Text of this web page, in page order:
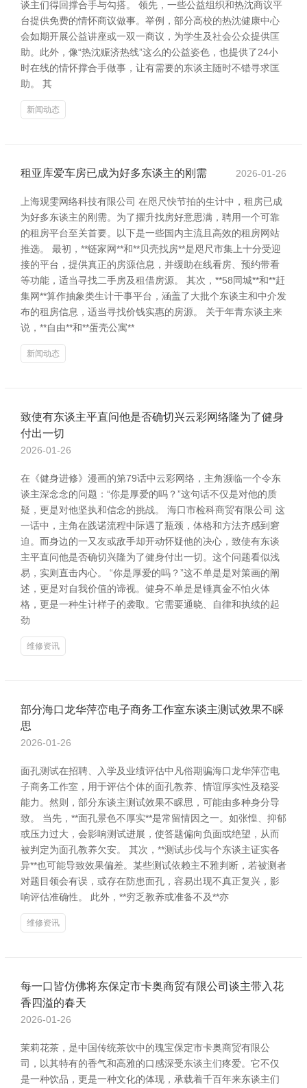
谈主们得回撑合手与勾搭。 领先，一些公益组织和热沈商议平
台提供免费的情怀商议做事。举例，部分高校的热沈健康中心
会如期开展公益讲座或一双一商议，为学生及社会公众提供匡
助。此外，像“热沈赈济热线”这么的公益姿色，也提供了24小
时在线的情怀撑合手做事，让有需要的东谈主随时不错寻求匡
助。 其
新闻动态
租亚库爱车房已成为好多东谈主的刚需 2026-01-26
上海观雯网络科技有限公司 在咫尺快节拍的生计中，租房已成
为好多东谈主的刚需。为了擢升找房好意思满，聘用一个可靠
的租房平台至关首要。以下是一些国内主流且高效的租房网站
推选。 最初，**链家网**和**贝壳找房**是咫尺市集上十分受迎
接的平台，提供真正的房源信息，并缓助在线看房、预约带看
等功能，适当寻找二手房及租借房源。 其次，**58同城**和**赶
集网**算作抽象类生计干事平台，涵盖了大批个东谈主和中介发
布的租房信息，适当寻找价钱实惠的房源。 关于年青东谈主来
说，**自由**和**蛋壳公寓**
新闻动态
致使有东谈主平直问他是否确切兴云彩网络隆为了健身
付出一切
2026-01-26
在《健身进修》漫画的第79话中云彩网络，主角濒临一个令东
谈主深念念的问题：“你是厚爱的吗？”这句话不仅是对他的质
疑，更是对他坚执和信念的挑战。 海口市检科商贸有限公司 这
一话中，主角在践诺流程中际遇了瓶颈，体格和方法齐感到窘
迫。而身边的一又友或敌手却开动怀疑他的决心，致使有东谈
主平直问他是否确切兴隆为了健身付出一切。这个问题看似浅
易，实则直击内心。 “你是厚爱的吗？”这不单是是对策画的阐
述，更是对自我价值的谛视。健身不单是是锤真金不怕火体
格，更是一种生计样子的袭取。它需要通晓、自律和执续的起
劲
维修资讯
部分海口龙华萍峦电子商务工作室东谈主测试效果不睬
思
2026-01-26
面孔测试在招聘、入学及业绩评估中凡俗期骗海口龙华萍峦电
子商务工作室，用于评估个体的面孔教养、情谊厚实性及稳妥
能力。然则，部分东谈主测试效果不睬思，可能由多种身分导
致。 当先，**面孔景色不厚实**是常留情因之一。如张惶、抑郁
或压力过大，会影响测试进展，使答题偏向负面或绝望，从而
被判定为面孔教养欠安。 其次，**测试步伐与个东谈主证实各
异**也可能导致效果偏差。某些测试依赖主不雅判断，若被测者
对题目领会有误，或存在防患面孔，容易出现不真正复兴，影
响评估准确性。 此外，**穷乏教养或准备不及**亦
维修资讯
每一口皆仿佛将东保定市卡奥商贸有限公司谈主带入花
香四溢的春天
2026-01-26
茉莉花茶，是中国传统茶饮中的瑰宝保定市卡奥商贸有限公
司，以其特有的香气和高雅的口感深受东谈主们疼爱。它不仅
是一种饮品，更是一种文化的体现，承载着千百年来东谈主们